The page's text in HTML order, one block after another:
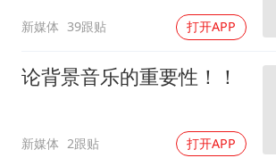
新媒体 39跟贴 打开APP
论背景音乐的重要性！！
新媒体 2跟贴 打开APP